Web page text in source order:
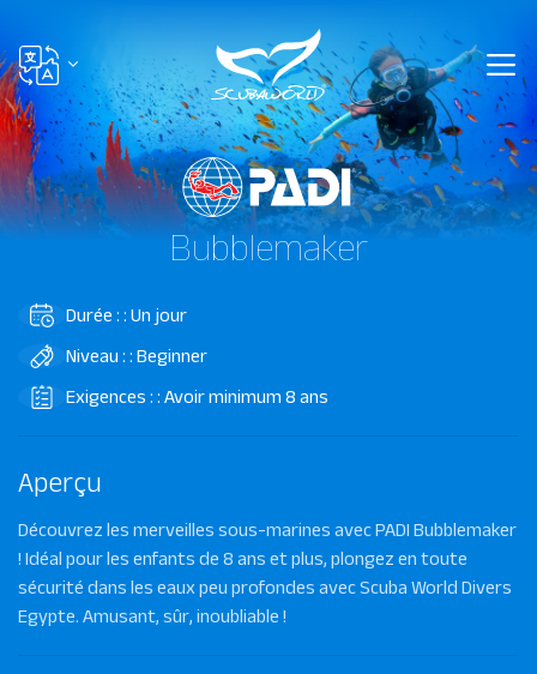
Bubblemaker
Durée : : Un jour
Niveau : : Beginner
Exigences : : Avoir minimum 8 ans
Aperçu
Découvrez les merveilles sous-marines avec PADI Bubblemaker
! Idéal pour les enfants de 8 ans et plus, plongez en toute
sécurité dans les eaux peu profondes avec Scuba World Divers
Egypte. Amusant, sûr, inoubliable !